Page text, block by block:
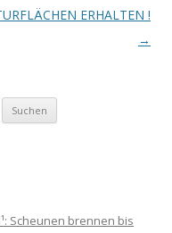
ERHALTEN !
→
Scheunen brennen bis